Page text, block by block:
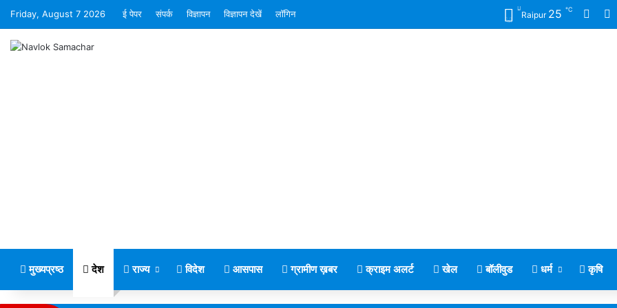
Friday, August 7 2026 ई पेपर संपर्क विज्ञापन विज्ञापन देखें लॉगिन Raipur 25 ℃
मुख्यप्रष्ठ देश राज्य विदेश आसपास ग्रामीण ख़बर क्राइम अलर्ट खेल बॉलीवुड धर्म कृषि